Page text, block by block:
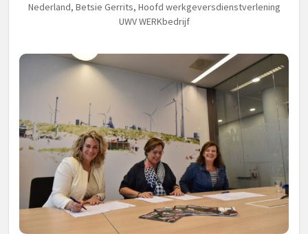
Nederland, Betsie Gerrits, Hoofd werkgeversdienstverlening
UWV WERKbedrijf